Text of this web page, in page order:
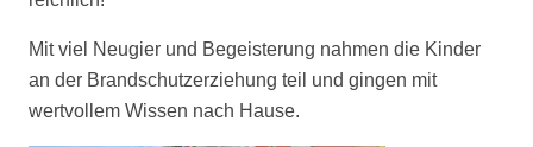
Mit viel Neugier und Begeisterung nahmen die Kinder
an der Brandschutzerziehung teil und gingen mit
wertvollem Wissen nach Hause.